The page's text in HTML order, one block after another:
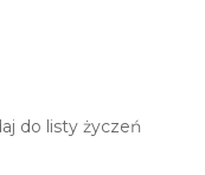
do listy życzeń